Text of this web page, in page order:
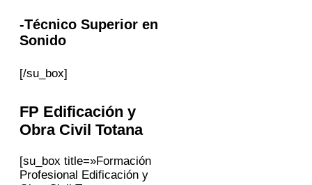
-Técnico Superior en
Sonido
[/su_box]
FP Edificación y
Obra Civil Totana
[su_box title=»Formación
Profesional Edificación y